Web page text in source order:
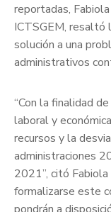
reportadas,
ICTSGEM, resaltó
solución a una
administrativos
“Con la finalidad
laboral y
recursos y la
administraciones
2021”, citó
formalizarse este